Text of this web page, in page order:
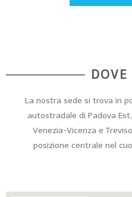
La nostra sede si trova in
autostradale di Padova
Venezia-Vicenza e
posizione centrale nel